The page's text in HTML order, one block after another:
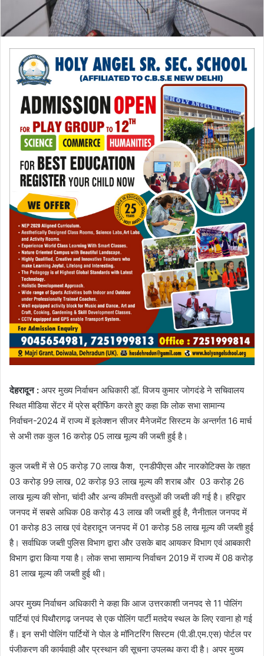
l
देहरादून : अपर मुख्य निर्वाचन अधिकारी डॉ. विजय कुमार जोगदंडे ने सचिवालय
स्थित मीडिया सेंटर में प्रेस ब्रीफिंग करते हुए कहा कि लोक सभा सामान्य
निर्वाचन-2024 में राज्य में इलेक्शन सीजर मैनेजमेंट सिस्टम के अन्तर्गत 16 मार्च
से अभी तक कुल 16 करोड़ 05 लाख मूल्य की जब्ती हुई है।
कुल जब्ती में से 05 करोड़ 70 लाख कैश, एनडीपीएस और नारकोटिक्स के तहत
03 करोड़ 99 लाख, 02 करोड़ 93 लाख मूल्य की शराब और 03 करोड़ 26
लाख मूल्य की सोना, चांदी और अन्य कीमती वस्तुओं की जब्ती की गई है। हरिद्वार
जनपद में सबसे अधिक 08 करोड़ 43 लाख की जब्ती हुई है, नैनीताल जनपद में
01 करोड़ 83 लाख एवं देहरादून जनपद में 01 करोड़ 58 लाख मूल्य की जब्ती हुई
है। सर्वाधिक जब्ती पुलिस विभाग द्वारा और उसके बाद आयकर विभाग एवं आबकारी
विभाग द्वारा किया गया है। लोक सभा सामान्य निर्वाचन 2019 में राज्य में 08 करोड़
81 लाख मूल्य की जब्ती हुई थी।
अपर मुख्य निर्वाचन अधिकारी ने कहा कि आज उत्तरकाशी जनपद से 11 पोलिंग
पार्टियां एवं पिथौरागढ़ जनपद से एक पोलिंग पार्टी मतदेय स्थल के लिए रवाना हो गई
हैं। इन सभी पोलिंग पार्टियों ने पोल डे मॉनिटरिंग सिस्टम (पी.डी.एम.एस) पोर्टल पर
पंजीकरण की कार्यवाही और प्रस्थान की सूचना उपलब्ध करा दी है। अपर मुख्य